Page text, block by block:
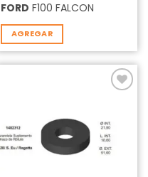
FORD F100 FALCON
AGREGAR
lista de
deseos